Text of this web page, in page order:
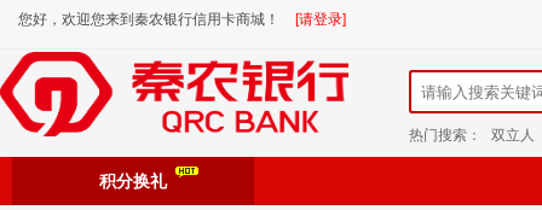
您好，欢迎您来到秦农银行信用卡商城！ [请登录]
热门搜索： 双立人
积分换礼